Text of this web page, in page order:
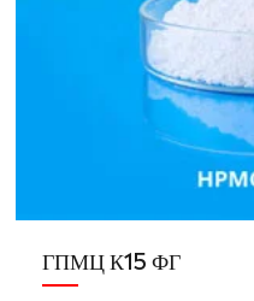
ГПМЦ К15 ФГ